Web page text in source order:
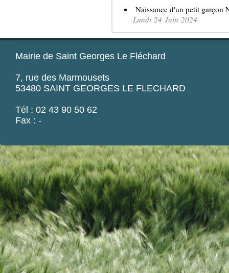
Naissance d'un petit garçon
Lundi 24 Juin 2024
Mairie de Saint Georges Le Fléchard
7, rue des Marmousets
53480 SAINT GEORGES LE FLECHARD
Tél : 02 43 90 50 62
Fax : -